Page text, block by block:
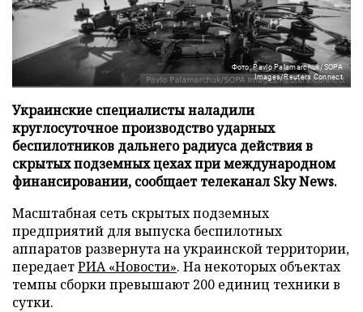
Фото: Pavlo Palamarchuk/SOPA
Images/Reuters Connect
Украинские специалисты наладили
круглосуточное производство ударных
беспилотников дальнего радиуса действия в
скрытых подземных цехах при международном
финансировании, сообщает телеканал Sky News.
Масштабная сеть скрытых подземных
предприятий для выпуска беспилотных
аппаратов развернута на украинской территории,
передаетРИА «Новости». На некоторых объектах
темпы сборки превышают 200 единиц техники в
сутки.